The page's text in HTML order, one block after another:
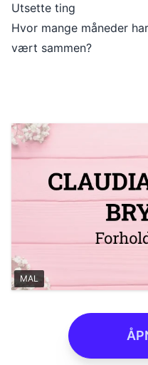
Utsette ting
Hvor mange måneder
vært sammen?
MAL